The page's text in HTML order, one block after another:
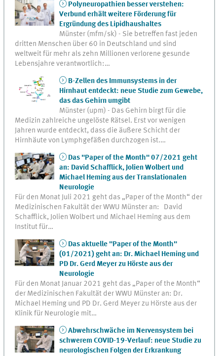
Polyneuropathien besser verstehen:
Verbund erhält weitere Förderung für
Ergründung des Lipidhaushaltes
Münster (mfm/sk) - Sie betreffen fast jeden
dritten Menschen über 60 in Deutschland und sind
weltweit für mehr als zehn Millionen verlorene gesunde
Lebensjahre verantwortlich:…
B-Zellen des Immunsystems in der
Hirnhaut entdeckt: neue Studie zum Gewebe,
das das Gehirn umgibt
Münster (upm) - Das Gehirn birgt für die
Medizin zahlreiche ungelöste Rätsel. Erst vor wenigen
Jahren wurde entdeckt, dass die äußere Schicht der
Hirnhäute von Lymphgefäßen durchzogen ist.…
Das "Paper of the Month" 07/2021 geht
an: David Schafflick, Jolien Wolbert und
Michael Heming aus der Translationalen
Neurologie
Für den Monat Juli 2021 geht das „Paper of the Month“ der
Medizinischen Fakultät der WWU Münster an: David
Schafflick, Jolien Wolbert und Michael Heming aus dem
Institut für…
Das aktuelle "Paper of the Month"
(01/2021) geht an: Dr. Michael Heming und
PD Dr. Gerd Meyer zu Hörste aus der
Neurologie
Für den Monat Januar 2021 geht das „Paper of the Month“
der Medizinischen Fakultät der WWU Münster an: Dr.
Michael Heming und PD Dr. Gerd Meyer zu Hörste aus der
Klinik für Neurologie mit…
Abwehrschwäche im Nervensystem bei
schwerem COVID-19-Verlauf: neue Studie zu
neurologischen Folgen der Erkrankung